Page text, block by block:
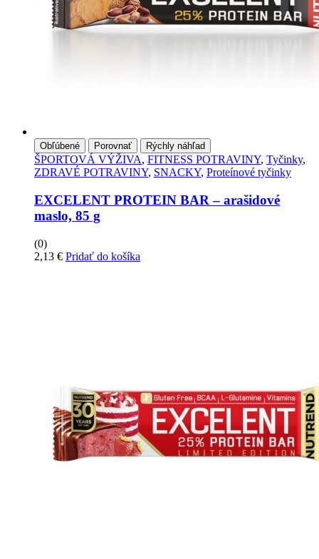
Obľúbené Porovnať Rýchly náhľad
ŠPORTOVÁ VÝŽIVA, FITNESS POTRAVINY, Tyčinky,
ZDRAVÉ POTRAVINY, SNACKY, Proteínové tyčinky
EXCELENT PROTEIN BAR – arašidové
maslo, 85 g
(0)
2,13 € Pridať do košíka